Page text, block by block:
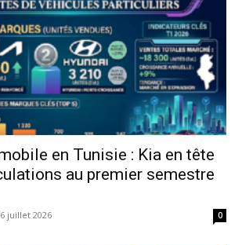
en Tunisie : Kia en tête
au premier semestre
juillet 2026 0